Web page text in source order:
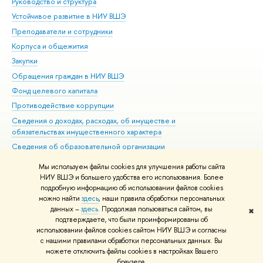
Мы используем файлы cookies для улучшения работы сайта
НИУ ВШЭ и большего удобства его использования. Более
подробную информацию об использовании файлов cookies
можно найти здесь, наши правила обработки персональных
данных –здесь. Продолжая пользоваться сайтом, вы
подтверждаете, что были проинформированы об
использовании файлов cookies сайтом НИУ ВШЭ и согласны
с нашими правилами обработки персональных данных. Вы
можете отключить файлы cookies в настройках Вашего
✖
Устойчивое развитие в НИУ ВШЭ
Преподаватели и сотрудники
Корпуса и общежития
Закупки
Обращения граждан в НИУ ВШЭ
Фонд целевого капитала
Противодействие коррупции
Сведения о доходах, расходах, об имуществе и
обязательствах имущественного характера
Сведения об образовательной организации
Людям с ограниченными возможностями здоровья
Единая платежная страница
Работа в Вышке
© НИУ ВШЭ 1993–2026 Адреса и контакты Условия использования
материалов Политика конфиденциальности Карта сайта
Шрифты HSE Sans и HSE Slab разработаны вШколе дизайна НИУ ВШЭ